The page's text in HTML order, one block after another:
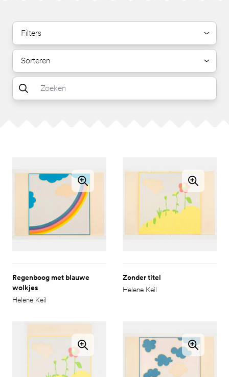
Filters
Sorteren
Regenboog met blauwe
wolkjes
Helene Keil
Zonder titel
Helene Keil